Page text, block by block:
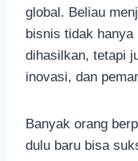
global. Beliau
bisnis tidak hanya
dihasilkan, tetapi
inovasi, dan
Banyak orang
dulu baru bisa